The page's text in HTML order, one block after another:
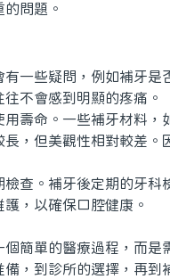
問題。
些疑問，例如補牙是
不會感到明顯的疼痛。
命。一些補牙材料，
，但美觀性相對較差。
。補牙後定期的牙科
，以確保口腔健康。
單的醫療過程，而是
，到診所的選擇，再到